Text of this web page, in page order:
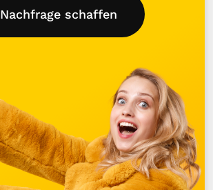
Nachfrage schaffen